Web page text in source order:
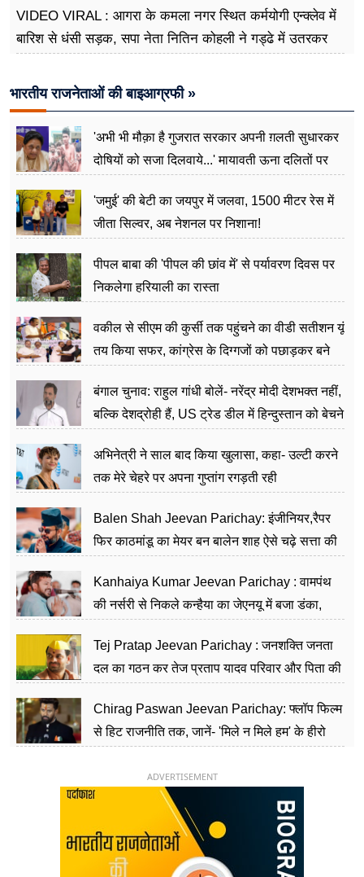
VIDEO VIRAL : आगरा के कमला नगर स्थित कर्मयोगी एन्क्लेव में
बारिश से धंसी सड़क, सपा नेता नितिन कोहली ने गड्ढे में उतरकर
भारतीय राजनेताओं की बाइआग्रफी »
'अभी भी मौक़ा है गुजरात सरकार अपनी ग़लती सुधारकर
दोषियों को सजा दिलवाये...' मायावती ऊना दलितों पर
'जमुई' की बेटी का जयपुर में जलवा, 1500 मीटर रेस में
जीता सिल्वर, अब नेशनल पर निशाना!
पीपल बाबा की 'पीपल की छांव में' से पर्यावरण दिवस पर
निकलेगा हरियाली का रास्ता
वकील से सीएम की कुर्सी तक पहुंचने का वीडी सतीशन यूं
तय किया सफर, कांग्रेस के दिग्गजों को पछाड़कर बने
बंगाल चुनाव: राहुल गांधी बोलें- नरेंद्र मोदी देशभक्त नहीं,
बल्कि देशद्रोही हैं, US ट्रेड डील में हिन्दुस्तान को बेचने
अभिनेत्री ने साल बाद किया खुलासा, कहा- उल्टी करने
तक मेरे चेहरे पर अपना गुप्तांग रगड़ती रही
Balen Shah Jeevan Parichay: इंजीनियर,रैपर
फिर काठमांडू का मेयर बन बालेन शाह ऐसे चढ़े सत्ता की
Kanhaiya Kumar Jeevan Parichay : वामपंथ
की नर्सरी से निकले कन्हैया का जेएनयू में बजा डंका,
Tej Pratap Jeevan Parichay : जनशक्ति जनता
दल का गठन कर तेज प्रताप यादव परिवार और पिता की
Chirag Paswan Jeevan Parichay: फ्लॉप फिल्म
से हिट राजनीति तक, जानें- 'मिले न मिले हम' के हीरो
ADVERTISEMENT